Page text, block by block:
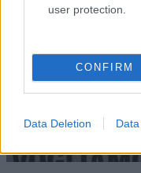
user protection.
CONFIRM
Data Deletion